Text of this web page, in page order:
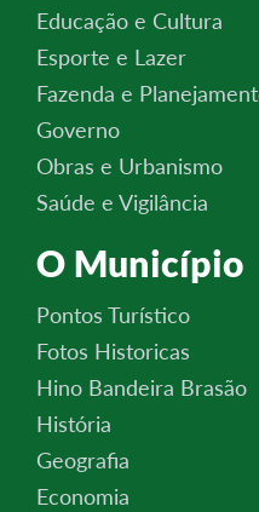
Educação e Cultura
Esporte e Lazer
Fazenda e
Governo
Obras e Urbanismo
Saúde e Vigilância
O Município
Pontos Turístico
Fotos Historicas
Hino Bandeira Brasão
História
Geografia
Economia